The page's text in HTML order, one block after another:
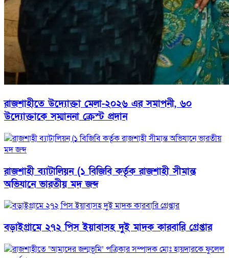
রাজশাহীতে উদ্যোক্তা মেলা-২০২৬ এর সমাপনী, ৬০
উদ্যোক্তাকে সম্মাননা ক্রেস্ট প্রদান
রাজশাহী ব্যাটালিয়ন (১ বিজিবি কর্তৃক রাজশাহী সীমান্ত
অভিযানে ভারতীয় মদ জব্দ
বড়াইগ্রামে ২৭২ পিস ইয়াবাসহ দুই মাদক কারবারি গ্রেপ্তার